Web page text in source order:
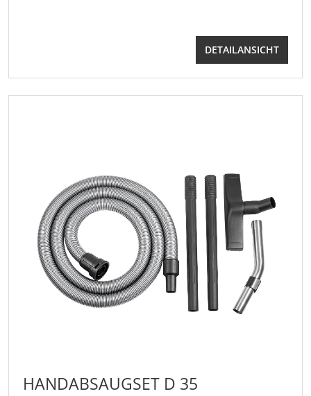
DETAILANSICHT
HANDABSAUGSET D 35